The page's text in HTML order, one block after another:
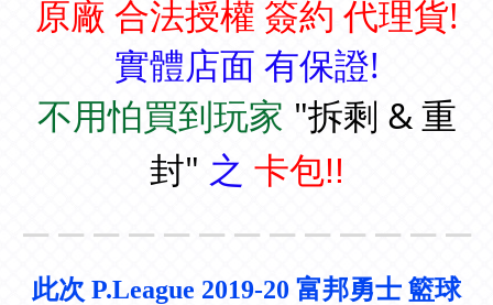
原廠 合法授權 簽約 代理貨!
實體店面 有保證!
不用怕買到玩家 "拆剩 & 重
封" 之 卡包!!
此次 P.League 2019-20 富邦勇士 籃球